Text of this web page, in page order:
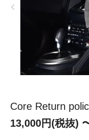
Core Return
13,000円(税抜)